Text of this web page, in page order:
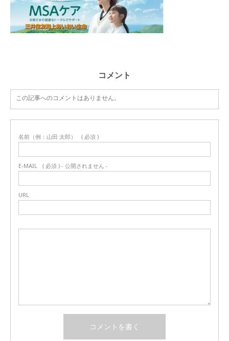
コメント
この記事へのコメントはありません。
名前（例：山田 太郎） ( 必須 )
E-MAIL ( 必須 ) - 公開されません -
URL